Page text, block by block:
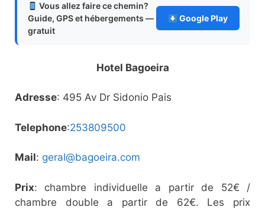
Vous allez faire ce chemin?
Guide, GPS et hébergements —
gratuit
Google Play
Hotel Bagoeira
Adresse: 495 Av Dr Sidonio Pais
Telephone:253809500
Mail: geral@bagoeira.com
Prix: chambre individuelle a partir de 52€ /
chambre double a partir de 62€. Les prix